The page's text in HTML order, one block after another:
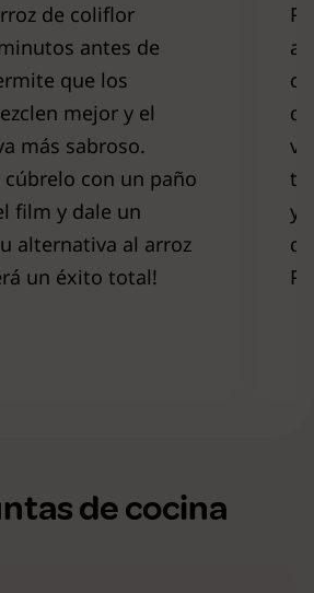
de coliflor
antes de
que los
mejor y el
más sabroso.
con un paño
film y dale un
alternativa al arroz
un éxito total!
tu
y
de cocina